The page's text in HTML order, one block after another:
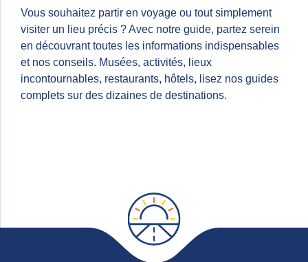
Vous souhaitez partir en voyage ou tout simplement
visiter un lieu précis ? Avec notre guide, partez serein
en découvrant toutes les informations indispensables
et nos conseils. Musées, activités, lieux
incontournables, restaurants, hôtels, lisez nos guides
complets sur des dizaines de destinations.